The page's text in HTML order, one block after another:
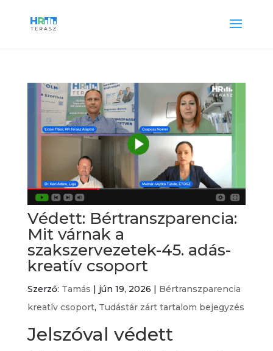
Védett: Bértranszparencia:
Mit várnak a
szakszervezetek-45. adás-
kreatív csoport
Szerző: Tamás | jún 19, 2026 | Bértranszparencia
kreatív csoport, Tudástár zárt tartalom bejegyzés
Jelszóval védett